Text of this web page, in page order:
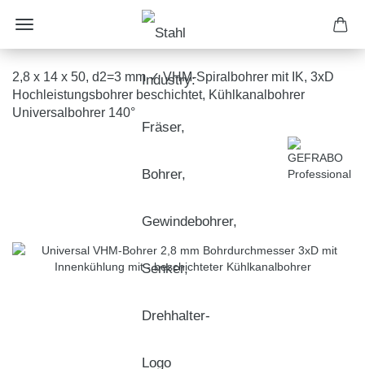
2,8 x 14 x 50, d2=3 mm ✓ VHM-Spiralbohrer mit IK, 3xD
Hochleistungsbohrer beschichtet, Kühlkanalbohrer
Universalbohrer 140°